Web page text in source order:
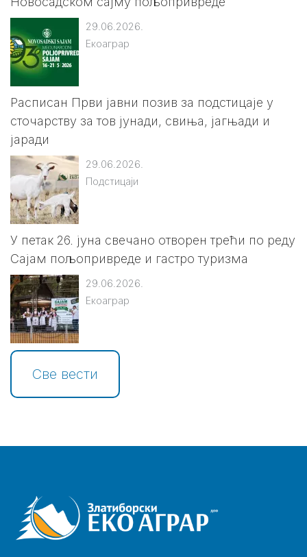
29.06.2026.
Екоаграр
Расписан Први јавни позив за подстицаје у
сточарству за тов јунади, свиња, јагњади и
јаради
29.06.2026.
Подстицаји
У петак 26. јуна свечано отворен трећи по реду
Сајам пољопривреде и гастро туризма
29.06.2026.
Екоаграр
Све вести